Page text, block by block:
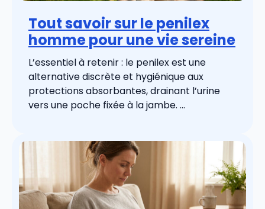
Tout savoir sur le penilex
homme pour une vie sereine
L’essentiel à retenir : le penilex est une
alternative discrète et hygiénique aux
protections absorbantes, drainant l’urine
vers une poche fixée à la jambe. ...